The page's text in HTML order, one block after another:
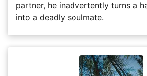
partner, he inadvertently turns a
into a deadly soulmate.